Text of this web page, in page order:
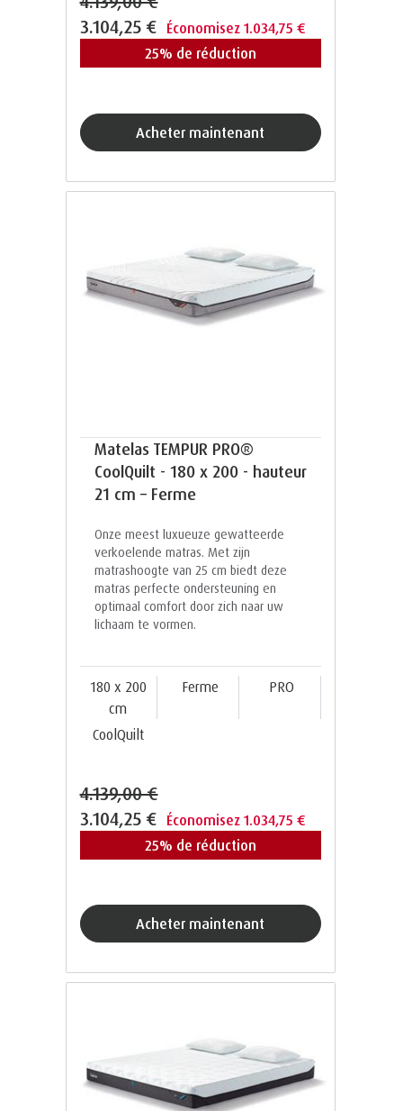
3.104,25 € Économisez 1.034,75 €
25% de réduction
acheter maintenant
Matelas TEMPUR PRO®
CoolQuilt - 180 x 200 - hauteur
21 cm – Ferme
Onze meest luxueuze gewatteerde
verkoelende matras. Met zijn
matrashoogte van 25 cm biedt deze
matras perfecte ondersteuning en
optimaal comfort door zich naar uw
lichaam te vormen.
180 x 200
cm
Ferme PRO
CoolQuilt
4.139,00 €
3.104,25 € Économisez 1.034,75 €
25% de réduction
acheter maintenant